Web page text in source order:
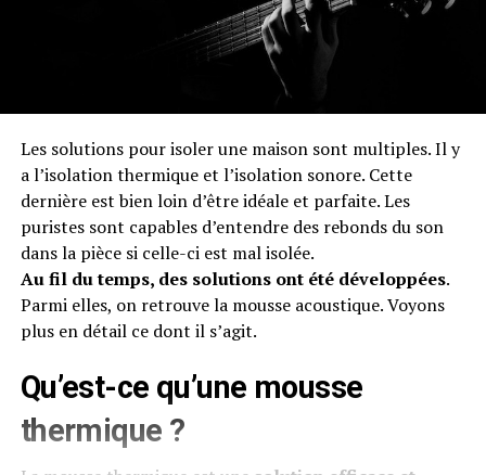
Les solutions pour isoler une maison sont multiples. Il y
a l’isolation thermique et l’isolation sonore. Cette
dernière est bien loin d’être idéale et parfaite. Les
puristes sont capables d’entendre des rebonds du son
dans la pièce si celle-ci est mal isolée.
Au fil du temps, des solutions ont été développées.
Parmi elles, on retrouve la mousse acoustique. Voyons
plus en détail ce dont il s’agit.
Qu’est-ce qu’une mousse
thermique ?